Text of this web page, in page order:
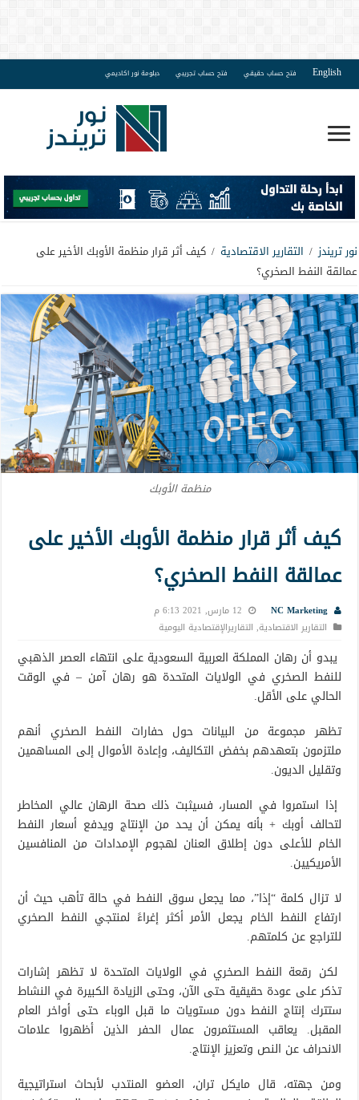
English فتح حساب حقيقي فتح حساب تجريبي دبلومة نور اكاديمي
نور تريندز / التقارير الاقتصادية / كيف أثر قرار منظمة الأوبك الأخير على
عمالقة النفط الصخري؟
منظمة الأوبك
كيف أثر قرار منظمة الأوبك الأخير على
عمالقة النفط الصخري؟
NC Marketing
12 مارس, 2021 6:13 م
التقارير الاقتصادية, التقاريرالإقتصادية اليومية
يبدو أن رهان المملكة العربية السعودية على انتهاء العصر الذهبي
للنفط الصخري في الولايات المتحدة هو رهان آمن – في الوقت
الحالي على الأقل.
تظهر مجموعة من البيانات حول حفارات النفط الصخري أنهم
ملتزمون بتعهدهم بخفض التكاليف، وإعادة الأموال إلى المساهمين
وتقليل الديون.
إذا استمروا في المسار، فسيثبت ذلك صحة الرهان عالي المخاطر
لتحالف أوبك + بأنه يمكن أن يحد من الإنتاج ويدفع أسعار النفط
الخام للأعلى دون إطلاق العنان لهجوم الإمدادات من المنافسين
الأمريكيين.
لا تزال كلمة “إذا”، مما يجعل سوق النفط في حالة تأهب حيث أن
ارتفاع النفط الخام يجعل الأمر أكثر إغراءً لمنتجي النفط الصخري
للتراجع عن كلمتهم.
لكن رقعة النفط الصخري في الولايات المتحدة لا تظهر إشارات
تذكر على عودة حقيقية حتى الآن، وحتى الزيادة الكبيرة في النشاط
ستترك إنتاج النفط دون مستويات ما قبل الوباء حتى أواخر العام
المقبل. يعاقب المستثمرون عمال الحفر الذين أظهروا علامات
الانحراف عن النص وتعزيز الإنتاج.
ومن جهته، قال مايكل تران، العضو المنتدب لأبحاث استراتيجية